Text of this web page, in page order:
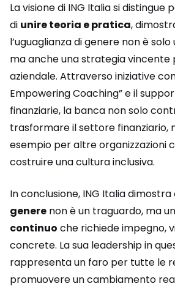
La visione di ING Italia si distingue
di unire teoria e pratica,
l’uguaglianza di genere non è
ma anche una strategia vincente
aziendale. Attraverso iniziative
Empowering Coaching” e il
finanziarie, la banca non solo
trasformare il settore finanziario,
esempio per altre organizzazioni
costruire una cultura inclusiva.
In conclusione, ING Italia dimostra
genere non è un traguardo, ma un
continuo che richiede impegno,
concrete. La sua leadership in
rappresenta un faro per tutte le
promuovere un cambiamento